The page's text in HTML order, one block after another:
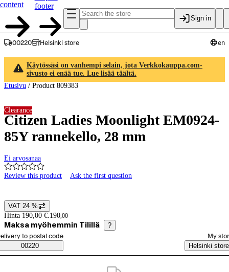
content
footer
Sign in
00220 Helsinki store en
Käytössäsi on vanhempi selain, jota Verkkokauppa.com-
sivusto ei enää tue. Lue lisää täältä.
Etusivu / Product 809383
Citizen Ladies Moonlight EM0924-
85Y rannekello, 28 mm
Ei arvosanaa
Review this product Ask the first question
Clearance
Price details
VAT 24 %
Hinta 190,00 €. 190,00
Maksa myöhemmin Tilillä ?
Saatavuustiedot
order method
to postal code
00220
My
Helsinki store